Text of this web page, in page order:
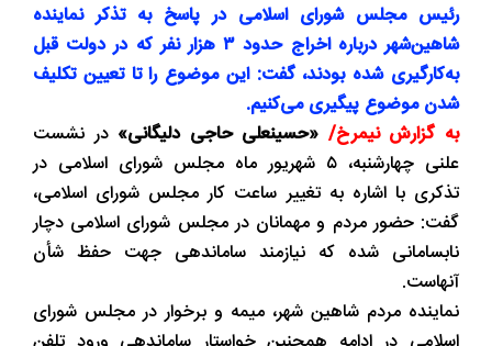
رئیس مجلس شورای اسلامی در پاسخ به تذکر نماینده
شاهین‌شهر درباره اخراج حدود ۳ هزار نفر که در دولت قبل
به‌کارگیری شده بودند، گفت: این موضوع را تا تعیین تکلیف
شدن موضوع پیگیری می‌کنیم.
به گزارش نیمرخ/ «حسینعلی حاجی دلیگانی» در نشست
علنی چهارشنبه، ۵ شهریور ماه مجلس شورای اسلامی در
تذکری با اشاره به تغییر ساعت کار مجلس شورای اسلامی،
گفت: حضور مردم و مهمانان در مجلس شورای اسلامی دچار
نابسامانی شده که نیازمند ساماندهی جهت حفظ شأن
آنهاست.
نماینده مردم شاهین شهر، میمه و برخوار در مجلس شورای